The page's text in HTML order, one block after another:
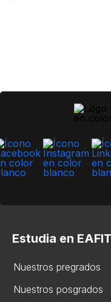
Estudia en EAFIT
Nuestros pregrados
Nuestros posgrados